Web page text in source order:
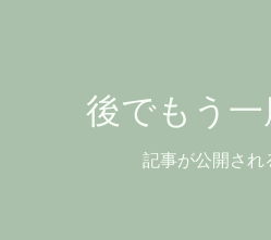
後でもう
記事が公開され